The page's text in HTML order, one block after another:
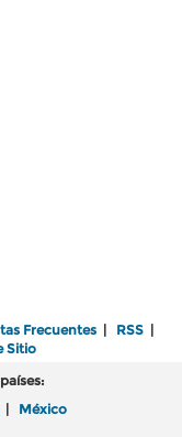
Frecuentes | RSS |
Sitio
| México